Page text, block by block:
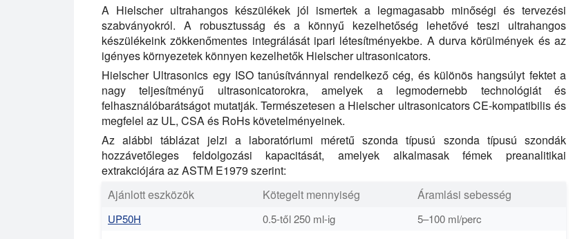
A Hielscher ultrahangos készülékek jól ismertek a legmagasabb minőségi és tervezési
szabványokról. A robusztusság és a könnyű kezelhetőség lehetővé teszi ultrahangos
készülékeink zökkenőmentes integrálását ipari létesítményekbe. A durva körülmények és az
igényes környezetek könnyen kezelhetők Hielscher ultrasonicators.
Hielscher Ultrasonics egy ISO tanúsítvánnyal rendelkező cég, és különös hangsúlyt fektet a
nagy teljesítményű ultrasonicatorokra, amelyek a legmodernebb technológiát és
felhasználóbarátságot mutatják. Természetesen a Hielscher ultrasonicators CE-kompatibilis és
megfelel az UL, CSA és RoHs követelményeinek.
Az alábbi táblázat jelzi a laboratóriumi méretű szonda típusú szonda típusú szondák
hozzávetőleges feldolgozási kapacitását, amelyek alkalmasak fémek preanalitikai
extrakciójára az ASTM E1979 szerint:
Ajánlott eszközök
Kötegelt mennyiség Áramlási sebesség
UP50H 0.5-től 250 ml-ig
5–100 ml/perc